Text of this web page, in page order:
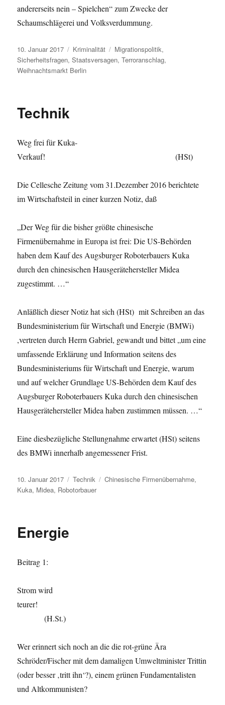
andererseits nein – Spielchen“ zum Zwecke der
Schaumschlägerei und Volksverdummung.
Veröffentlicht
am
10. Januar 2017 Kategorien
Kriminalität Schlagwörter
Migrationspolitik,
Sicherheitsfragen,Staatsversagen,Terroranschlag,
Weihnachtsmarkt Berlin
Technik
Weg frei für Kuka-
Verkauf! (HSt)
Die Cellesche Zeitung vom 31.Dezember 2016 berichtete
im Wirtschaftsteil in einer kurzen Notiz, daß
„Der Weg für die bisher größte chinesische
Firmenübernahme in Europa ist frei: Die US-Behörden
haben dem Kauf des Augsburger Roboterbauers Kuka
durch den chinesischen Hausgerätehersteller Midea
zugestimmt. …“
Anläßlich dieser Notiz hat sich (HSt) mit Schreiben an das
Bundesministerium für Wirtschaft und Energie (BMWi)
,vertreten durch Herrn Gabriel, gewandt und bittet „um eine
umfassende Erklärung und Information seitens des
Bundesministeriums für Wirtschaft und Energie, warum
und auf welcher Grundlage US-Behörden dem Kauf des
Augsburger Roboterbauers Kuka durch den chinesischen
Hausgerätehersteller Midea haben zustimmen müssen. …“
Eine diesbezügliche Stellungnahme erwartet (HSt) seitens
des BMWi innerhalb angemessener Frist.
Veröffentlicht
am
10. Januar 2017 Kategorien
Technik Schlagwörter
Chinesische Firmenübernahme,
Kuka, Midea, Robotorbauer
Energie
Beitrag 1:
Strom wird
teurer!
(H.St.)
Wer erinnert sich noch an die die rot-grüne Ära
Schröder/Fischer mit dem damaligen Umweltminister Trittin
(oder besser ‚tritt ihn‘?), einem grünen Fundamentalisten
und Altkommunisten?